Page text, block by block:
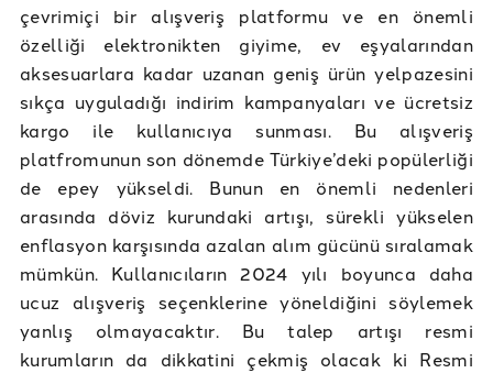
çevrimiçi bir alışveriş platformu ve en önemli
özelliği elektronikten giyime, ev eşyalarından
aksesuarlara kadar uzanan geniş ürün yelpazesini
sıkça uyguladığı indirim kampanyaları ve ücretsiz
kargo ile kullanıcıya sunması. Bu alışveriş
platfromunun son dönemde Türkiye’deki popülerliği
de epey yükseldi. Bunun en önemli nedenleri
arasında döviz kurundaki artışı, sürekli yükselen
enflasyon karşısında azalan alım gücünü sıralamak
mümkün. Kullanıcıların 2024 yılı boyunca daha
ucuz alışveriş seçenklerine yöneldiğini söylemek
yanlış olmayacaktır. Bu talep artışı resmi
kurumların da dikkatini çekmiş olacak ki Resmi